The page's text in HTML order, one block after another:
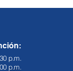
p.m.
p.m.